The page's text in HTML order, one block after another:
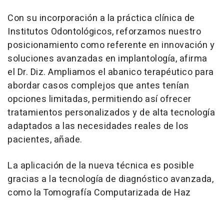
Con su incorporación a la práctica clínica de
Institutos Odontológicos, reforzamos nuestro
posicionamiento como referente en innovación y
soluciones avanzadas en implantología, afirma
el Dr. Diz. Ampliamos el abanico terapéutico para
abordar casos complejos que antes tenían
opciones limitadas, permitiendo así ofrecer
tratamientos personalizados y de alta tecnología
adaptados a las necesidades reales de los
pacientes, añade.
La aplicación de la nueva técnica es posible
gracias a la tecnología de diagnóstico avanzada,
como la Tomografía Computarizada de Haz